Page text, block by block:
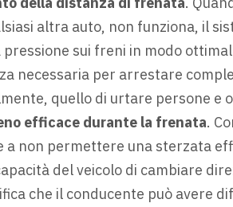
altra auto, non funziona, il
sui freni in modo
necessaria per arrestare
quello di urtare persone e
efficace durante la frenata.
a non permettere una sterzata
del veicolo di cambiare
che il conducente può avere